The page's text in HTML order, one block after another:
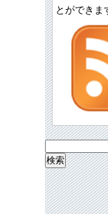
とができま
索: